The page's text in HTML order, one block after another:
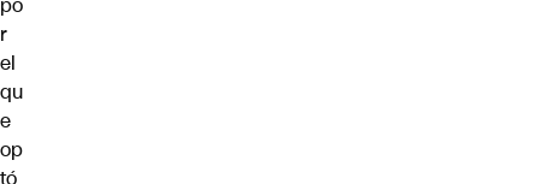
r
el
qu
e
op
tó